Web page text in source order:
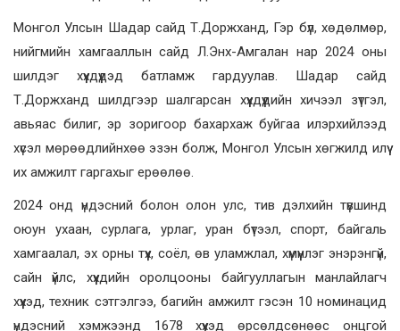
Монгол Улсын Шадар сайд Т.Доржханд, Гэр бүл, хөдөлмөр,
нийгмийн хамгааллын сайд Л.Энх-Амгалан нар 2024 оны
шилдэг хүүхдүүдэд батламж гардуулав. Шадар сайд
Т.Доржханд шилдгээр шалгарсан хүүхдүүдийн хичээл зүтгэл,
авьяас билиг, эр зоригоор бахархаж буйгаа илэрхийлээд
хүсэл мөрөөдлийнхөө эзэн болж, Монгол Улсын хөгжилд илүү
их амжилт гаргахыг ерөөлөө.
2024 онд үндэсний болон олон улс, тив дэлхийн түвшинд
оюун ухаан, сурлага, урлаг, уран бүтээл, спорт, байгаль
хамгаалал, эх орны түүх, соёл, өв уламжлал, хүмүүнлэг энэрэнгүй,
сайн үйлс, хүүхдийн оролцооны байгууллагын манлайлагч
хүүхэд, техник сэтгэлгээ, багийн амжилт гэсэн 10 номинацид
үндэсний хэмжээнд 1678 хүүхэд өрсөлдсөнөөс онцгой